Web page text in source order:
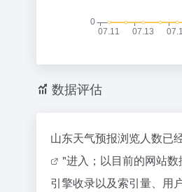
数据评估
山东天气预报浏览人数已
"进入；以目前的网站
引擎收录以及索引量、用